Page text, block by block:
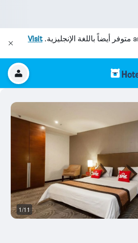
متوفر أيضاً باللغة الإنجليزية.Visit
1/11